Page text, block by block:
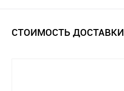
СТОИМОСТЬ ДОСТАВКИ